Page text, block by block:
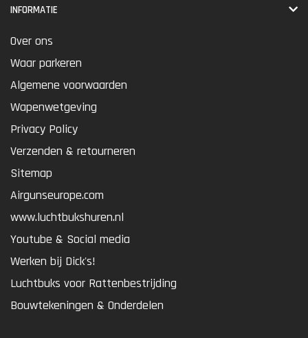
INFORMATIE
Over ons
Waar parkeren
Algemene voorwaarden
Wapenwetgeving
Privacy Policy
Verzenden & retourneren
Sitemap
Airgunseurope.com
www.luchtbukshuren.nl
Youtube & Social media
Werken bij Dick's!
Luchtbuks voor Rattenbestrijding
Bouwtekeningen & Onderdelen